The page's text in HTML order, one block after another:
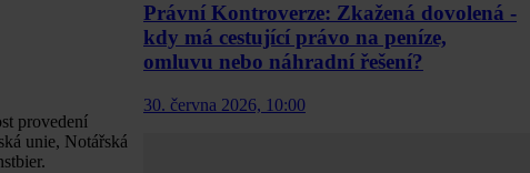
provedení
unie, Notářská
Právní Kontroverze: Zkažená dovolená -
kdy má cestující právo na peníze,
omluvu nebo náhradní řešení?
30. června 2026, 10:00